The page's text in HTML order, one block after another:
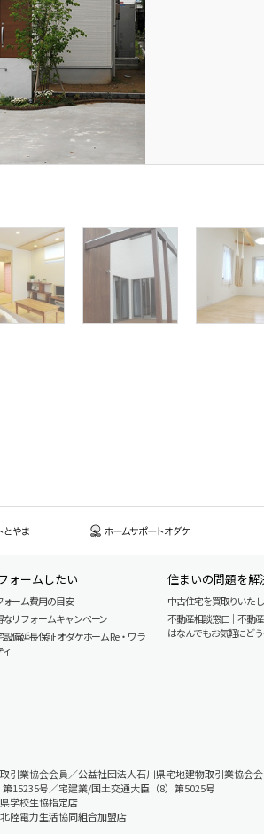
ォームしたい
ォーム費用の目安
なリフォームキャンペーン
設備延長保証 オダケホーム Re・ワラ
ィ
住まいの問題を解
中古住宅を買取りいた
不動産相談窓口｜不動
はなんでもお気軽にどう
引業協会会員／公益社団法人石川県宅地建物取引業協会
15235号／宅建業/国土交通大臣（8）第5025号
学校生協指定店
陸電力生活協同組合加盟店